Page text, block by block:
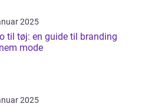
2025
til tøj: en guide til branding
mode
2025